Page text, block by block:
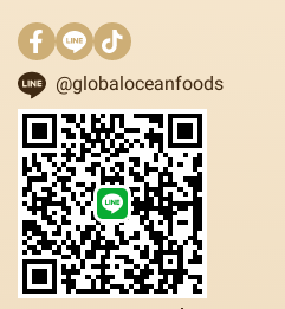
@globaloceanfoods